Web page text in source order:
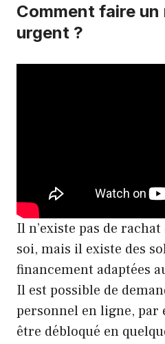
Comment faire
urgent ?
Il n’existe pas de
soi, mais il existe des
financement adaptées
Il est possible de
personnel en ligne, par
être débloqué en